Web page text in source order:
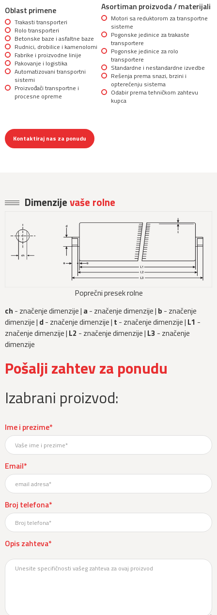
Oblast primene
Trakasti transporteri
Rolo transporteri
Betonske baze i asfaltne baze
Rudnici, drobilice i kamenolomi
Fabrike i proizvodne linije
Pakovanje i logistika
Automatizovani transportni
sistemi
Proizvođači transportne i
procesne opreme
Asortiman proizvoda / materijali
Motori sa reduktorom za transportne
sisteme
Pogonske jedinice za trakaste
transportere
Pogonske jedinice za rolo
transportere
Standardne i nestandardne izvedbe
Rešenja prema snazi, brzini i
opterećenju sistema
Odabir prema tehničkom zahtevu
kupca
Kontaktiraj nas za ponudu
Dimenzijevaše rolne
Poprečni presek rolne
ch - značenje dimenzije | a - značenje dimenzije | b - značenje
dimenzije | d- značenje dimenzije | t - značenje dimenzije | L1 -
značenje dimenzije | L2 - značenje dimenzije | L3 - značenje
dimenzije
Pošalji zahtev za ponudu
Izabrani proizvod:
Ime i prezime*
Email*
Broj telefona*
Opis zahteva*